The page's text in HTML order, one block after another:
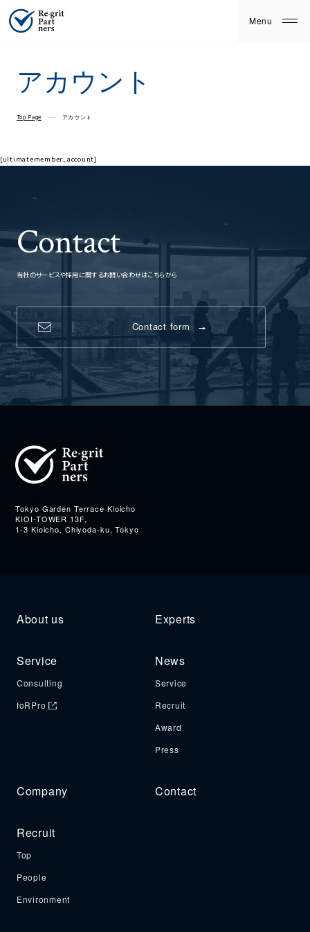
アカウント
Top Page アカウント
[ultimatemember_account]
Contact
当社のサービスや採用に関するお問い合わせはこちらから
Contact form
Tokyo Garden Terrace Kioicho
KIOI-TOWER 13F,
1-3 Kioicho, Chiyoda-ku, Tokyo
About us Experts
Service
Consulting
foRPro
News
Service
Recruit
Award
Press
Company Contact
Recruit
Top
People
Environment